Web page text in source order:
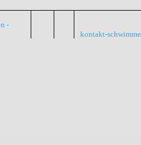
-
kontakt-